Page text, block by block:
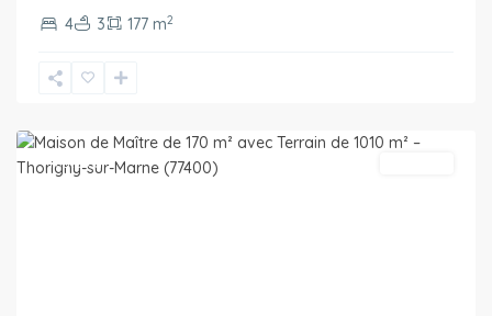
4 3 177 m2
France,
Sur-
Featured